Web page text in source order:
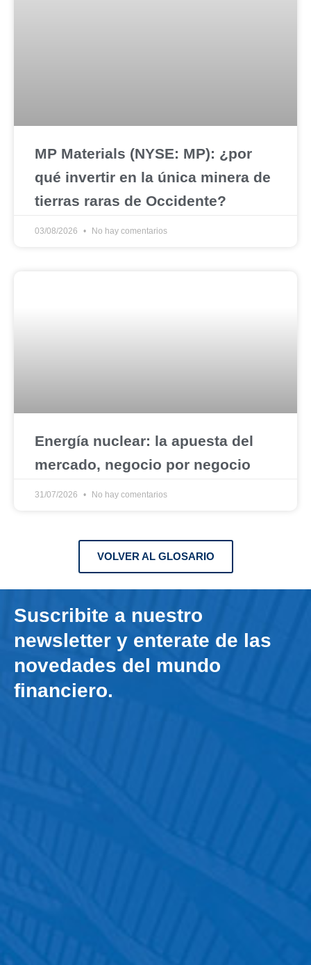
MP Materials (NYSE: MP): ¿por
qué invertir en la única minera de
tierras raras de Occidente?
03/08/2026 No hay comentarios
Energía nuclear: la apuesta del
mercado, negocio por negocio
31/07/2026 No hay comentarios
VOLVER AL GLOSARIO
Suscribite a nuestro
newsletter y enterate de las
novedades del mundo
financiero.